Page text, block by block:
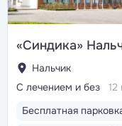
«Синдика»
Нальчик
Бесплатная
С лечением и без 12